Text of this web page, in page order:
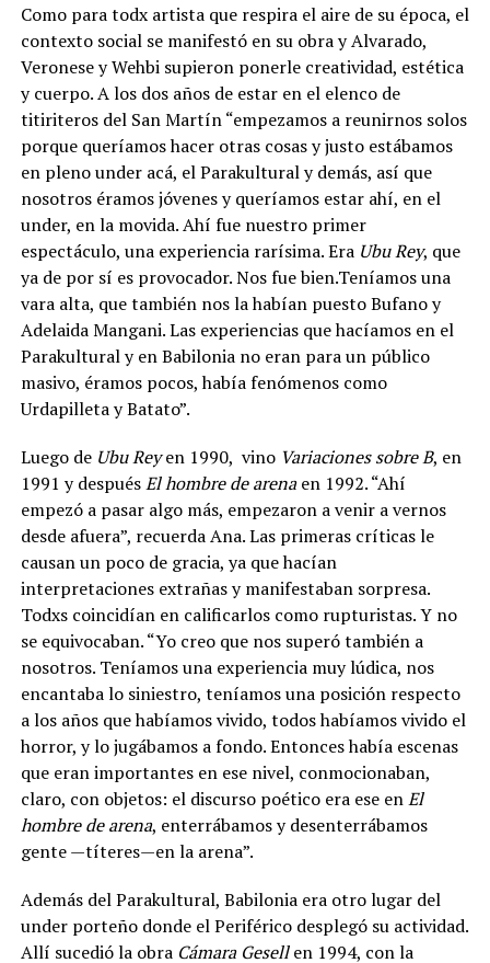
Como para todx artista que respira el aire de su época, el
contexto social se manifestó en su obra y Alvarado,
Veronese y Wehbi supieron ponerle creatividad, estética
y cuerpo. A los dos años de estar en el elenco de
titiriteros del San Martín “empezamos a reunirnos solos
porque queríamos hacer otras cosas y justo estábamos
en pleno under acá, el Parakultural y demás, así que
nosotros éramos jóvenes y queríamos estar ahí, en el
under, en la movida. Ahí fue nuestro primer
espectáculo, una experiencia rarísima. Era Ubu Rey, que
ya de por sí es provocador. Nos fue bien.Teníamos una
vara alta, que también nos la habían puesto Bufano y
Adelaida Mangani. Las experiencias que hacíamos en el
Parakultural y en Babilonia no eran para un público
masivo, éramos pocos, había fenómenos como
Urdapilleta y Batato”.
Luego de Ubu Reyen 1990, vino Variaciones sobre B, en
1991 y despuésEl hombre de arenaen 1992. “Ahí
empezó a pasar algo más, empezaron a venir a vernos
desde afuera”, recuerda Ana. Las primeras críticas le
causan un poco de gracia, ya que hacían
interpretaciones extrañas y manifestaban sorpresa.
Todxs coincidían en calificarlos como rupturistas. Y no
se equivocaban. “Yo creo que nos superó también a
nosotros. Teníamos una experiencia muy lúdica, nos
encantaba lo siniestro, teníamos una posición respecto
a los años que habíamos vivido, todos habíamos vivido el
horror, y lo jugábamos a fondo. Entonces había escenas
que eran importantes en ese nivel, conmocionaban,
claro, con objetos: el discurso poético era ese enEl
hombre de arena, enterrábamos y desenterrábamos
gente —títeres—en la arena”.
Además del Parakultural, Babilonia era otro lugar del
under porteño donde el Periférico desplegó su actividad.
Allí sucedió la obra Cámara Gesellen 1994, con la